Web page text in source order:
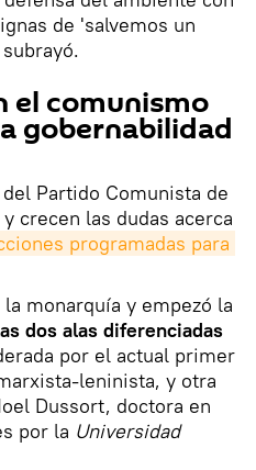
de 'salvemos un
el comunismo
gobernabilidad
Partido Comunista de
crecen las dudas acerca
programadas para
monarquía y empezó la
dos alas diferenciadas
por el actual primer
leninista, y otra
Dussort, doctora en
por la Universidad